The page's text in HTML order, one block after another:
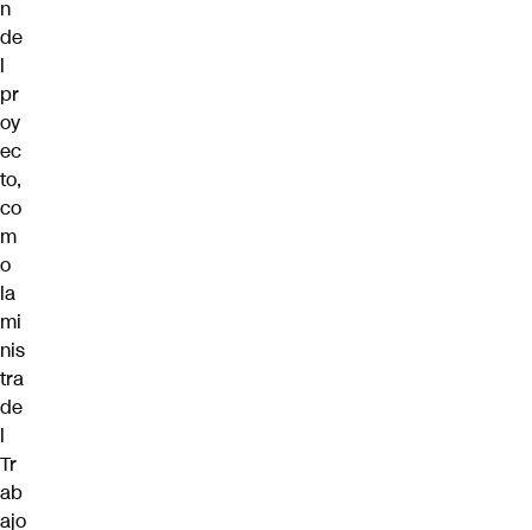
n
de
l
pr
oy
ec
to,
co
m
o
la
mi
nis
tra
de
l
Tr
ab
ajo